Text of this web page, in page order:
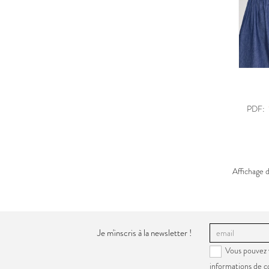
PDF:
Affichage
Je m'inscris à la newsletter !
Vous
informations de